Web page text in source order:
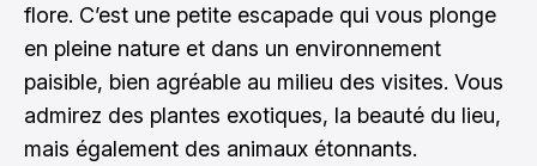
flore. C’est une petite escapade qui vous plonge
en pleine nature et dans un environnement
paisible, bien agréable au milieu des visites. Vous
admirez des plantes exotiques, la beauté du lieu,
mais également des animaux étonnants.